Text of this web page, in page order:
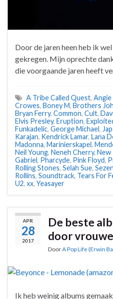
Door de jaren heen heb ik
gekregen. Mijn oprechte
die voorgaande jaren heeft
A Tribe Called Quest,
Crowes, Boney M, Brothers
Bryan Ferry, Common, Cult,
Elvis Presley, Eruption,
Funkadelic, George Michael,
Karajan, Kendrick Lamar, Lana
Madonna, Marinierskapel,
Neil Young, Neneh Cherry, New
Gabriel, Pharcyde, Pink Floyd,
Rolling Stones, Selah Sue,
Rollins, Soundtrack, Tears For
U2, xx, Yeasayer
APR
28
2017
De beste
door
DoorA Pop Life (Erwin
Ik heb weinig albums